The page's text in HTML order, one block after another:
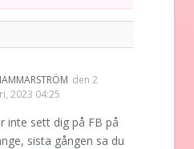
den 2
2023 04:25
inte sett dig på FB på
sista gången sa du